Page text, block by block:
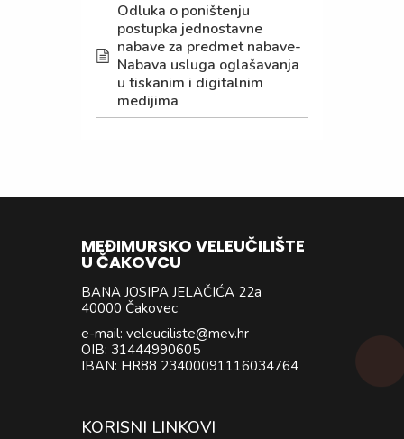
Odluka o poništenju
postupka jednostavne
nabave za predmet nabave-
Nabava usluga oglašavanja
u tiskanim i digitalnim
medijima
MEĐIMURSKO VELEUČILIŠTE
U ČAKOVCU
BANA JOSIPA JELAČIĆA 22a
40000 Čakovec
e-mail: veleuciliste@mev.hr
OIB: 31444990605
IBAN: HR88 23400091116034764
KORISNI LINKOVI